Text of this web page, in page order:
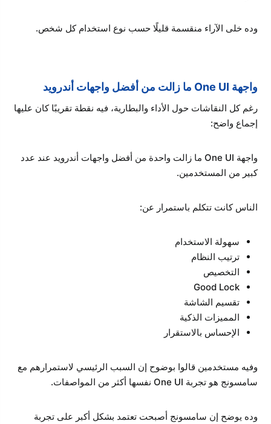
وده خلى الآراء منقسمة قليلًا حسب نوع استخدام كل شخص.
واجهة One UI ما زالت من أفضل واجهات أندرويد
رغم كل النقاشات حول الأداء والبطارية، فيه نقطة تقريبًا كان عليها
إجماع واضح:
واجهة One UI ما زالت واحدة من أفضل واجهات أندرويد عند عدد
كبير من المستخدمين.
الناس كانت تتكلم باستمرار عن:
سهولة الاستخدام
ترتيب النظام
التخصيص
Good Lock
تقسيم الشاشة
المميزات الذكية
الإحساس بالاستقرار
وفيه مستخدمين قالوا بوضوح إن السبب الرئيسي لاستمرارهم مع
سامسونج هو تجربة One UI نفسها أكثر من المواصفات.
وده يوضح إن سامسونج أصبحت تعتمد بشكل أكبر على تجربة